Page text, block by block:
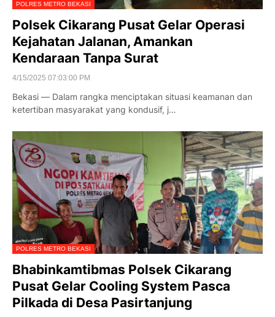
POLRES METRO BEKASI
Polsek Cikarang Pusat Gelar Operasi
Kejahatan Jalanan, Amankan
Kendaraan Tanpa Surat
4/15/2025 07:03:00 PM
Bekasi — Dalam rangka menciptakan situasi keamanan dan
ketertiban masyarakat yang kondusif, j…
POLRES METRO BEKASI
Bhabinkamtibmas Polsek Cikarang
Pusat Gelar Cooling System Pasca
Pilkada di Desa Pasirtanjung